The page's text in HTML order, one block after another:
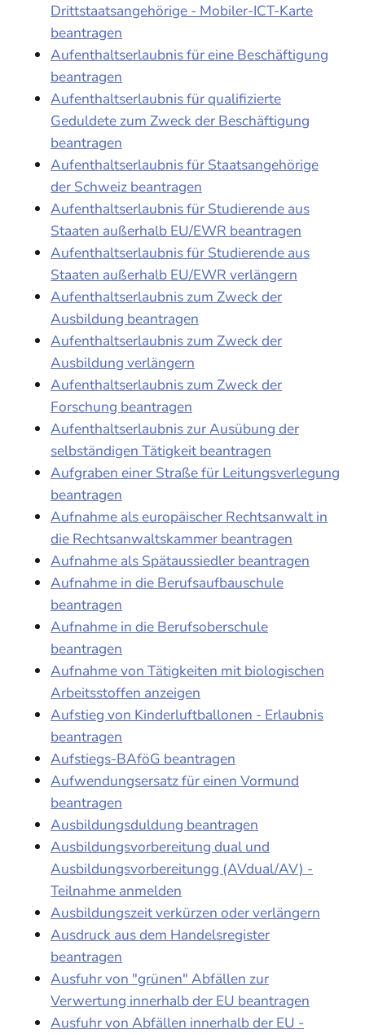
Drittstaatsangehörige - Mobiler-ICT-Karte
beantragen
Aufenthaltserlaubnis für eine Beschäftigung
beantragen
Aufenthaltserlaubnis für qualifizierte
Geduldete zum Zweck der Beschäftigung
beantragen
Aufenthaltserlaubnis für Staatsangehörige
der Schweiz beantragen
Aufenthaltserlaubnis für Studierende aus
Staaten außerhalb EU/EWR beantragen
Aufenthaltserlaubnis für Studierende aus
Staaten außerhalb EU/EWR verlängern
Aufenthaltserlaubnis zum Zweck der
Ausbildung beantragen
Aufenthaltserlaubnis zum Zweck der
Ausbildung verlängern
Aufenthaltserlaubnis zum Zweck der
Forschung beantragen
Aufenthaltserlaubnis zur Ausübung der
selbständigen Tätigkeit beantragen
Aufgraben einer Straße für Leitungsverlegung
beantragen
Aufnahme als europäischer Rechtsanwalt in
die Rechtsanwaltskammer beantragen
Aufnahme als Spätaussiedler beantragen
Aufnahme in die Berufsaufbauschule
beantragen
Aufnahme in die Berufsoberschule
beantragen
Aufnahme von Tätigkeiten mit biologischen
Arbeitsstoffen anzeigen
Aufstieg von Kinderluftballonen - Erlaubnis
beantragen
Aufstiegs-BAföG beantragen
Aufwendungsersatz für einen Vormund
beantragen
Ausbildungsduldung beantragen
Ausbildungsvorbereitung dual und
Ausbildungsvorbereitungg (AVdual/AV) -
Teilnahme anmelden
Ausbildungszeit verkürzen oder verlängern
Ausdruck aus dem Handelsregister
beantragen
Ausfuhr von "grünen" Abfällen zur
Verwertung innerhalb der EU beantragen
Ausfuhr von Abfällen innerhalb der EU -